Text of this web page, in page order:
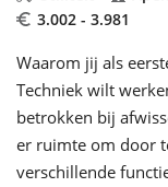
3.002 - 3.981
Waarom jij als
Techniek wilt
betrokken bij
er ruimte om door
verschillende